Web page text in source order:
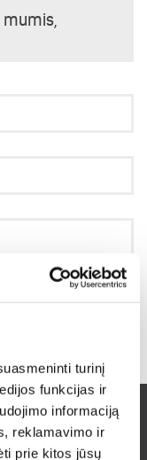
turinį
funkcijas ir
informaciją
reklamavimo ir
prie kitos jūsų
mumis,